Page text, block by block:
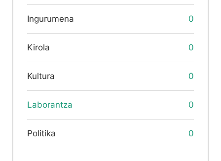
Ingurumena 0
Kirola 0
Kultura 0
Laborantza 0
Politika 0